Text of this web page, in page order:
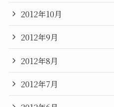
2012年10月
2012年9月
2012年8月
2012年7月